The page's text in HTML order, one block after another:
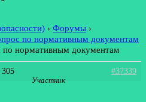
› Форумы ›
по нормативным документам
нормативным документам
#37339
Участник